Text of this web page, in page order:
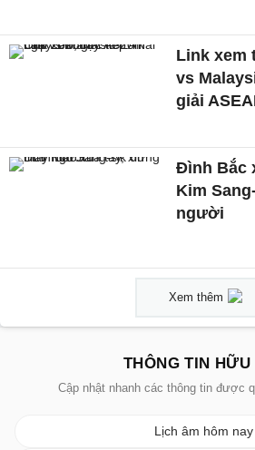
Link xem
vs
giải
Đình Bắc
Kim
người
Xem thêm
THÔNG TIN HỮU
Cập nhật nhanh các thông tin được
Lịch âm hôm nay